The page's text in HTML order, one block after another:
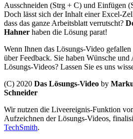
Ausschneiden (Strg + C) und Einfügen
Doch lässt sich der Inhalt einer Excel-
dass das ganze Arbeitsblatt verrutscht?
Hahner haben die Lösung parat!
Wenn Ihnen das Lösungs-Video
über Feedback. Sie haben Wünsche
Lösungs-Videos? Lassen Sie es uns
(C) 2020 Das Lösungs-Video by
Schneider
Wir nutzen die Liveereignis-Funktion
Aufzeichnen der Lösungs-Videos,
TechSmith.